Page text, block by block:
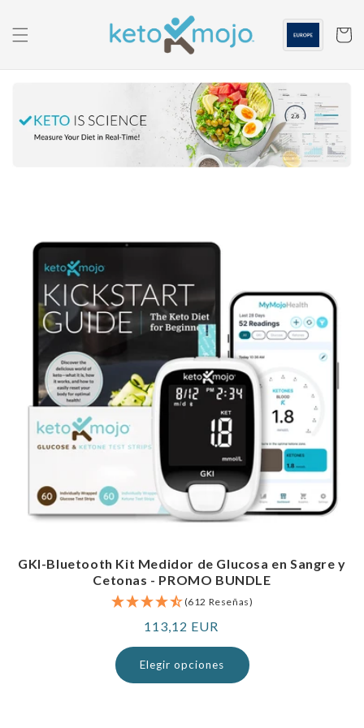
contenido
Carrito
GKI-Bluetooth Kit Medidor de Glucosa en Sangre y
Cetonas - PROMO BUNDLE
(612 Reseñas)
Precio
normal
113,12 EUR
Elegir opciones